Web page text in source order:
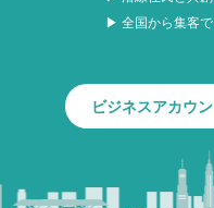
▶ 全国から集客
ビジネスアカウ